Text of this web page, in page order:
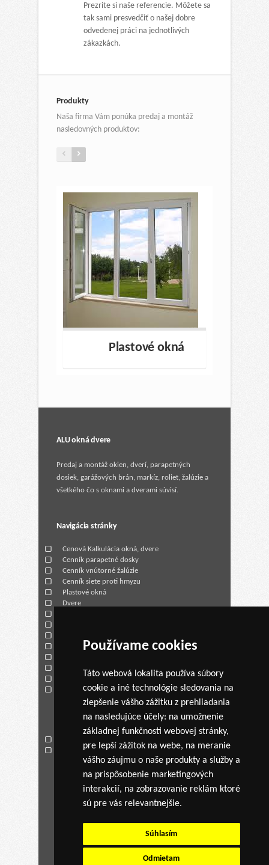
Používame cookies
Táto webová lokalita používa súbory
cookie a iné technológie sledovania na
zlepšenie vášho zážitku z prehliadania
na nasledujúce účely: na umožnenie
základnej funkčnosti webovej stránky,
pre lepší zážitok na webe, na meranie
vášho záujmu o naše produkty a služby a
na prispôsobenie marketingových
interakcií, na zobrazovanie reklám ktoré
sú pre vás relevantnejšie.
Súhlasím
Odmietam
Prezrite si naše referencie. Môžete sa
tak sami presvedčiť o našej dobre
odvedenej práci na jednotlivých
zákazkách.
Produkty
Naša firma Vám ponúka predaj a montáž
nasledovných produktov:
Plastové okná
ALU okná dvere
Predaj a montáž okien, dverí, parapetných
dosiek, garážových brán, markíz, roliet, žalúzie a
všetkého čo s oknami a dverami súvisí.
Navigácia stránky
Cenová Kalkulácia okná, dvere
Cenník parapetné dosky
Cenník vnútorné žalúzie
Cenník siete proti hmyzu
Plastové okná
Dvere
Parapety
Kontakt
Cenová kalkulácia
Žalúzie a siete
Kontaktné údaje
Adresa: Hurbanova ulica č.1
033 38 10 200